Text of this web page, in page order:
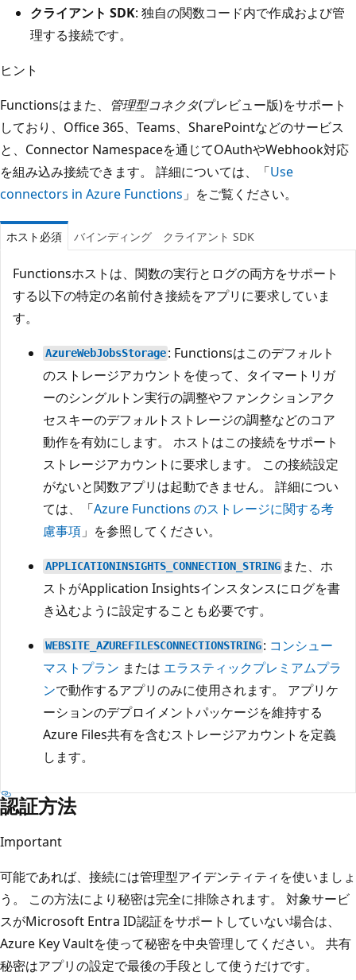
クライアント SDK: 独自の関数コード内で作成および管
理する接続です。
ヒント
Functionsはまた、 管理型コネクタ(プレビュー版)をサポート
しており、Office 365、Teams、SharePointなどのサービス
と、Connector Namespaceを通じてOAuthやWebhook対応
を組み込み接続できます。 詳細については、「Use
connectors in Azure Functions 」をご覧ください。
ホスト必須 バインディング クライアント SDK
Functionsホストは、関数の実行とログの両方をサポート
する以下の特定の名前付き接続をアプリに要求していま
す。
AzureWebJobsStorage : Functionsはこのデフォルト
のストレージアカウントを使って、タイマートリガ
ーのシングルトン実行の調整やファンクションアク
セスキーのデフォルトストレージの調整などのコア
動作を有効にします。 ホストはこの接続をサポート
ストレージアカウントに要求します。 この接続設定
がないと関数アプリは起動できません。 詳細につい
ては、「Azure Functions のストレージに関する考
慮事項 」を参照してください。
APPLICATIONINSIGHTS_CONNECTION_STRING また、ホ
ストがApplication Insightsインスタンスにログを書
き込むように設定することも必要です。
WEBSITE_AZUREFILESCONNECTIONSTRING : コンシュー
マストプラン または エラスティックプレミアムプラ
ンで動作するアプリのみに使用されます。 アプリケ
ーションのデプロイメントパッケージを維持する
Azure Files共有を含むストレージアカウントを定義
します。
認証方法
Important
可能であれば、接続には管理型アイデンティティを使いましょ
う。 この方法により秘密は完全に排除されます。 対象サービ
スがMicrosoft Entra ID認証をサポートしていない場合は、
Azure Key Vaultを使って秘密を中央管理してください。 共有
秘密はアプリの設定で最後の手段として使うだけです。